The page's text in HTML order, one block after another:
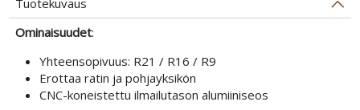
Tuotekuvaus
Ominaisuudet:
Yhteensopivuus: R21 / R16 / R9
Erottaa ratin ja pohjayksikön
CNC-koneistettu ilmailutason alumiiniseos